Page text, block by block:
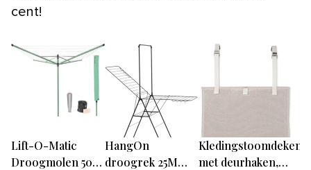
cent!
Lift-O-Matic
Droogmolen 50M
HangOn
droogrek 25M
Kledingstoomdeken
met deurhaken,